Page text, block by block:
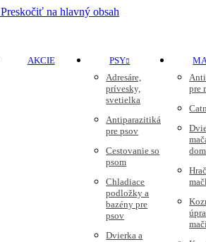
Preskočiť na hlavný obsah
AKCIE
PSY
Adresáre,
prívesky,
svetielka
Antiparazitiká
pre psov
Cestovanie so
psom
Chladiace
podložky a
bazény pre
psov
Dvierka a
pre